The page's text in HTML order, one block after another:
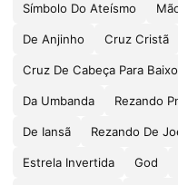
Símbolo Do Ateísmo
De Anjinho Cruz Cristã
Cruz De Cabeça Para Baixo
Da Umbanda Rezando
De Iansã Rezando De
Estrela Invertida God